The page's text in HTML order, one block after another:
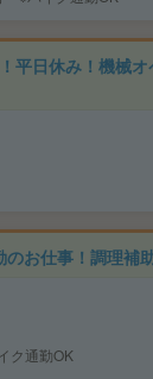
平日休み！機械
お仕事！調理補
ク通勤OK